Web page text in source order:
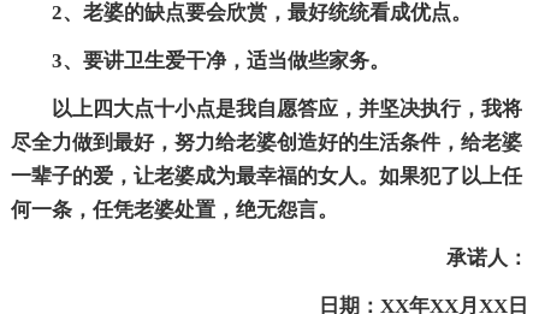
2、老婆的缺点要会欣赏，最好统统看成优点。
3、要讲卫生爱干净，适当做些家务。
以上四大点十小点是我自愿答应，并坚决执行，我将
尽全力做到最好，努力给老婆创造好的生活条件，给老婆
一辈子的爱，让老婆成为最幸福的女人。如果犯了以上任
何一条，任凭老婆处置，绝无怨言。
承诺人：
日期：XX年XX月XX日